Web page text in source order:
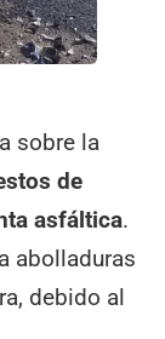
sobre la
de
asfáltica.
abolladuras
debido al